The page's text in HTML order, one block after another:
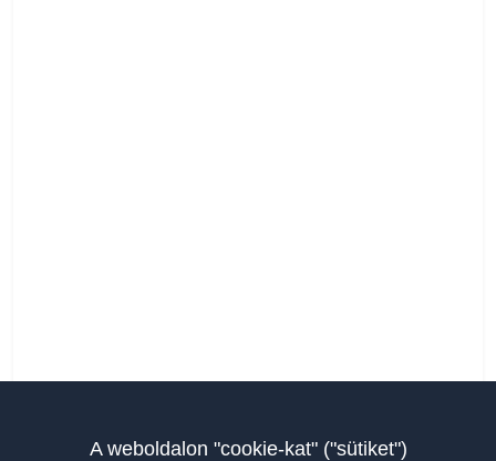
A weboldalon "cookie-kat" ("sütiket")